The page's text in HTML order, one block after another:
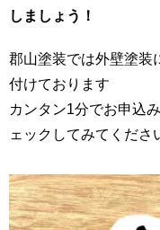
しましょう！
郡山塗装では外壁塗装
付けております
カンタン1分でお申込
ェックしてみてくださ